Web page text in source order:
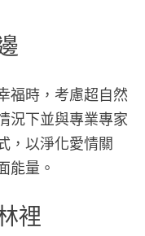
福時，考慮超自然
況下並與專業專家
，以淨化愛情關
能量。
裡